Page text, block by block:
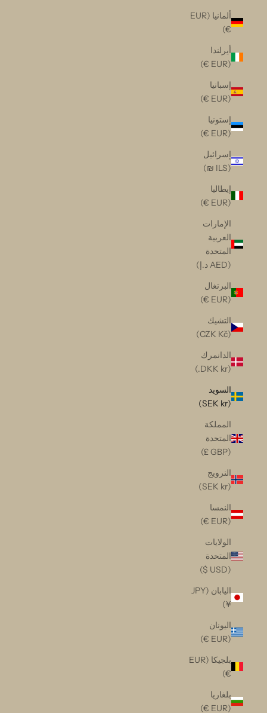
ألمانيا (EUR
€)
أيرلندا
(EUR €)
إسبانيا
(EUR €)
إستونيا
(EUR €)
إسرائيل
(ILS ₪)
إيطاليا
(EUR €)
الإمارات
العربية
المتحدة
(AED د.إ)
البرتغال
(EUR €)
التشيك
(CZK Kč)
الدانمرك
(DKK kr.)
السويد
(SEK kr)
المملكة
المتحدة
(GBP £)
النرويج
(SEK kr)
النمسا
(EUR €)
الولايات
المتحدة
(USD $)
اليابان (JPY
¥)
اليونان
(EUR €)
بلجيكا (EUR
€)
بلغاريا
(EUR €)